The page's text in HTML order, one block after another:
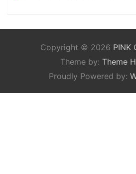
Copyright © 2026 PINK
Theme by: Theme
Proudly Powered by: